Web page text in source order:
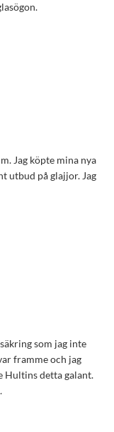
Jag köpte mina nya
utbud på glajjor. Jag
framme och jag
Hultins detta galant.